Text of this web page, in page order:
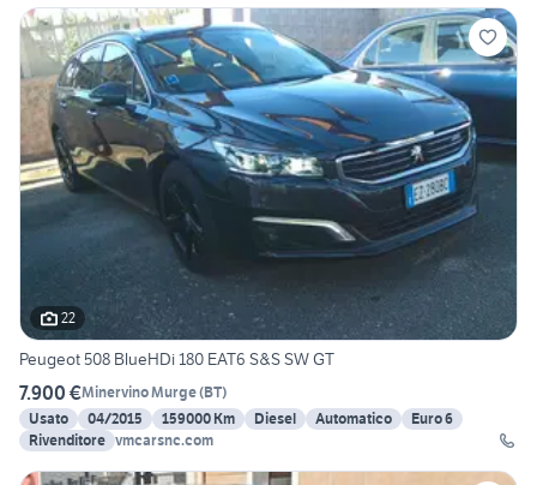
22
Peugeot 508 BlueHDi 180 EAT6 S&S SW GT
7.900 €Minervino Murge(BT)
Usato
04/2015 159000 Km Diesel Automatico
Euro 6
Rivenditore vmcarsnc.com